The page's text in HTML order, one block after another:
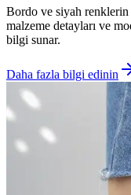
Bordo ve siyah renklerin
malzeme detayları ve
bilgi sunar.
Daha fazla bilgi edinin